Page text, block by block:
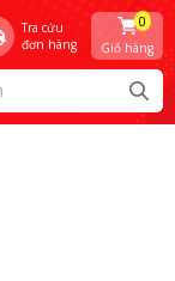
Tra cứu
đơn hàng
Giỏ hàng
0